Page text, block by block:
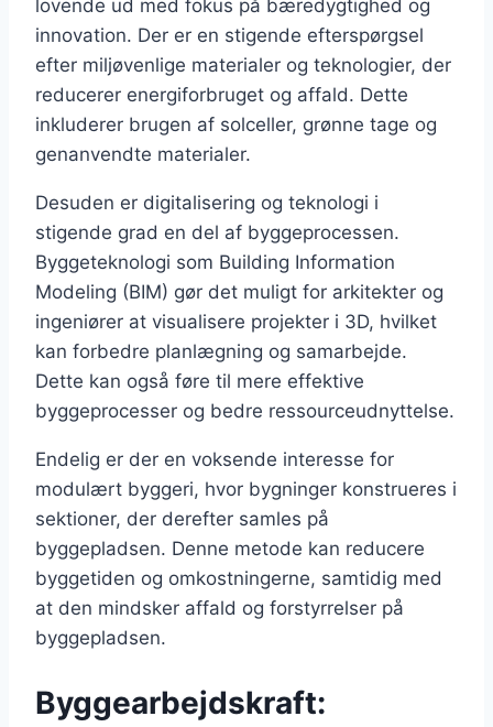
lovende ud med fokus på bæredygtighed og
innovation. Der er en stigende efterspørgsel
efter miljøvenlige materialer og teknologier, der
reducerer energiforbruget og affald. Dette
inkluderer brugen af solceller, grønne tage og
genanvendte materialer.
Desuden er digitalisering og teknologi i
stigende grad en del af byggeprocessen.
Byggeteknologi som Building Information
Modeling (BIM) gør det muligt for arkitekter og
ingeniører at visualisere projekter i 3D, hvilket
kan forbedre planlægning og samarbejde.
Dette kan også føre til mere effektive
byggeprocesser og bedre ressourceudnyttelse.
Endelig er der en voksende interesse for
modulært byggeri, hvor bygninger konstrueres i
sektioner, der derefter samles på
byggepladsen. Denne metode kan reducere
byggetiden og omkostningerne, samtidig med
at den mindsker affald og forstyrrelser på
byggepladsen.
Byggearbejdskraft: